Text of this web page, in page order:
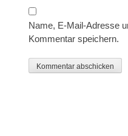
Name, E-Mail-Adresse
Kommentar speichern.